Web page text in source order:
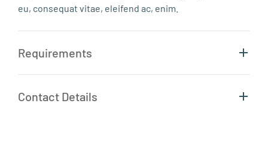
eu, consequat vitae, eleifend ac, enim.
Requirements
Contact Details